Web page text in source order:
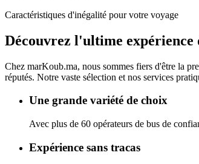
Caractéristiques d'inégalité pour votre voyage
Découvrez l'ultime expérience
Chez marKoub.ma, nous sommes fiers d'être la
réputés. Notre vaste sélection et nos services
Une grande variété de choix
Avec plus de 60 opérateurs de bus de
Expérience sans tracas